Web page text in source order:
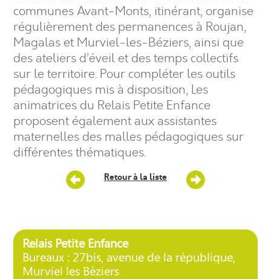
communes Avant-Monts, itinérant, organise
régulièrement des permanences à Roujan,
Magalas et Murviel-les-Béziers, ainsi que
des ateliers d’éveil et des temps collectifs
sur le territoire. Pour compléter les outils
pédagogiques mis à disposition, Les
animatrices du Relais Petite Enfance
proposent également aux assistantes
maternelles des malles pédagogiques sur
différentes thématiques.
Retour à la liste
Relais Petite Enfance
Bureaux : 27bis, avenue de la république,
Murviel les Béziers